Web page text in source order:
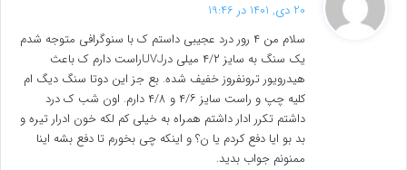
ت
:
20 دی, 1401 در 19:46
سلام من ۴ رور درد عجیبی داستم ک با سنوگرافی متوجه شدم
یک سنگ به سایز ۴/۲ میلی درUVJراست دارم ک باعث
هیدرویور ترونفروز خفیف شده. بع جز این دوتا سنگ دیگ ام
کلیه چپ و راست سایز ۴/۶ و ۴/۸ دارم. اون شب ک درد
داشتم تکرر ادار داشتم همراه به خیلی کم لکه خون ادرار تیره و
بد بو ایا دفع کردم یا ن؟ و اینکه چی بخورم تا دفع بشه اینا
ممنونم جواب بدید.